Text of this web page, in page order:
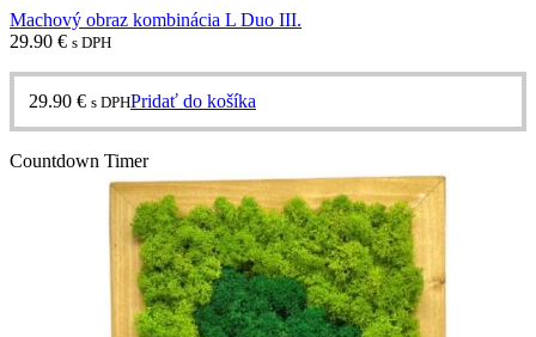
Machový obraz kombinácia L Duo III.
29.90 € s DPH
29.90 € s DPHPridať do košíka
Countdown Timer